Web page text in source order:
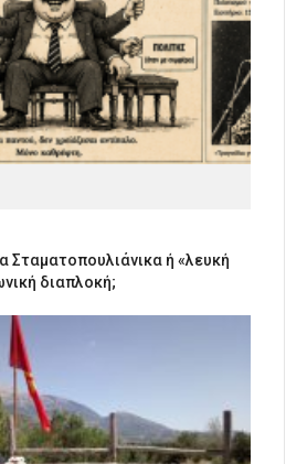
Σταματοπουλιάνικα ή «λευκή
διαπλοκή;